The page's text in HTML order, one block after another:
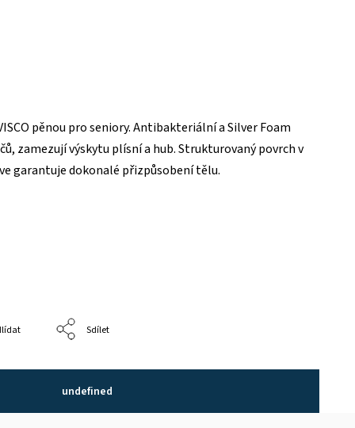
pěnou pro seniory. Antibakteriální a Silver Foam
zamezují výskytu plísní a hub. Strukturovaný povrch v
garantuje dokonalé přizpůsobení tělu.
Sdílet
undefined